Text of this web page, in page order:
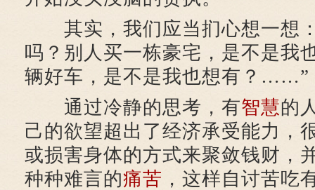
其实，我们应当扪心想一想
吗？别人买一栋豪宅，是不是我
辆好车，是不是我也想有？……”
通过冷静的思考，有智慧的
己的欲望超出了经济承受能力，
或损害身体的方式来聚敛钱财，
种种难言的痛苦 ，这样自讨苦吃